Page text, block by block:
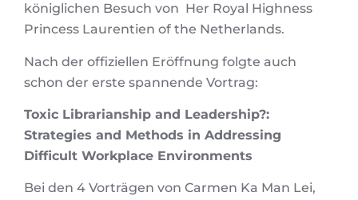
königlichen Besuch von Her Royal Highness
Princess Laurentien of the Netherlands.
Nach der offiziellen Eröffnung folgte auch
schon der erste spannende Vortrag:
Toxic Librarianship and Leadership?:
Strategies and Methods in Addressing
Difficult Workplace Environments
Bei den 4 Vorträgen von Carmen Ka Man Lei,